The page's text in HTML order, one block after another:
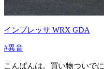
インプレッサ WRX GDA
#異音
こんばんは。買い物ついで